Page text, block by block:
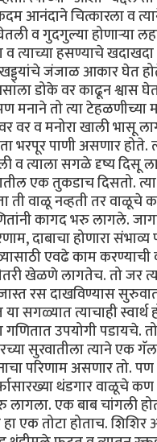
आनंदाने चित्कारला व
व गुदगुल्या होणार्‍या
त्याच्या हसण्याचे
जंजाळ आकार घेत
डोके वर काढून श्वास
मनाने तो त्या टेहळणीच्या
व मनोरा खाली भासू
भरपूर पाणी असणार
व त्याला सगळे दृष्य दिसू
एक तुकडाच दिसतो.
वाळू नव्हती तर वाळूचे कण
कागद भरु लागले.
दाबाचा होणारा
एवढे काम
खेळणे लागतेच. तो जर
रस दाखविण्यास
सगळ्यात त्याचाही स्वार्थ
उपयोगी पडायचे.
सुरवातीला त्याने एक
परिणाम असणार तो.
थंडगार वाळूचे कण
एक बाब चांगली
तोटा होताच. शिशिर